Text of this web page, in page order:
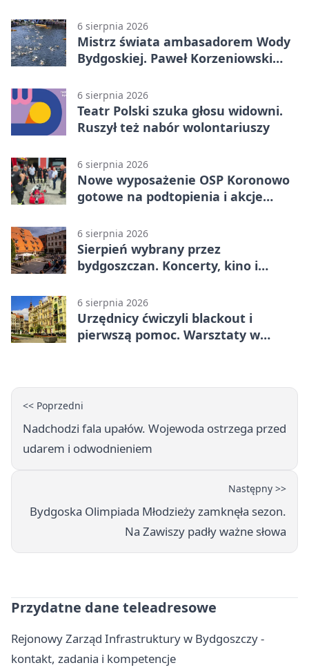
6 sierpnia 2026
Mistrz świata ambasadorem Wody
Bydgoskiej. Paweł Korzeniowski
6 sierpnia 2026
Teatr Polski szuka głosu widowni.
Ruszył też nabór wolontariuszy
6 sierpnia 2026
Nowe wyposażenie OSP Koronowo
gotowe na podtopienia i akcje
6 sierpnia 2026
Sierpień wybrany przez
bydgoszczan. Koncerty, kino i
6 sierpnia 2026
Urzędnicy ćwiczyli blackout i
pierwszą pomoc. Warsztaty w
<< Poprzedni
Nadchodzi fala upałów. Wojewoda ostrzega przed
udarem i odwodnieniem
Następny >>
Bydgoska Olimpiada Młodzieży zamknęła sezon.
Na Zawiszy padły ważne słowa
Przydatne dane teleadresowe
Rejonowy Zarząd Infrastruktury w Bydgoszczy -
kontakt, zadania i kompetencje